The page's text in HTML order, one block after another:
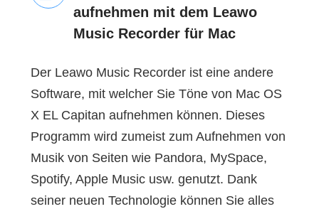
aufnehmen mit dem Leawo
Music Recorder für Mac
Der Leawo Music Recorder ist eine andere
Software, mit welcher Sie Töne von Mac OS
X EL Capitan aufnehmen können. Dieses
Programm wird zumeist zum Aufnehmen von
Musik von Seiten wie Pandora, MySpace,
Spotify, Apple Music usw. genutzt. Dank
seiner neuen Technologie können Sie alles